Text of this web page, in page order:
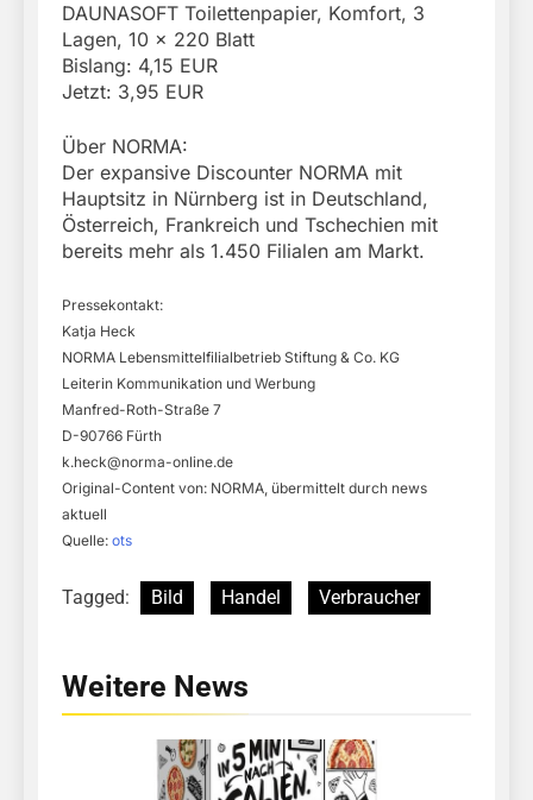
DAUNASOFT Toilettenpapier, Komfort, 3
Lagen, 10 x 220 Blatt
Bislang: 4,15 EUR
Jetzt: 3,95 EUR
Über NORMA:
Der expansive Discounter NORMA mit
Hauptsitz in Nürnberg ist in Deutschland,
Österreich, Frankreich und Tschechien mit
bereits mehr als 1.450 Filialen am Markt.
Pressekontakt:
Katja Heck
NORMA Lebensmittelfilialbetrieb Stiftung & Co. KG
Leiterin Kommunikation und Werbung
Manfred-Roth-Straße 7
D-90766 Fürth
k.heck@norma-online.de
Original-Content von: NORMA, übermittelt durch news
aktuell
Quelle: ots
Tagged: Bild Handel Verbraucher
Weitere News